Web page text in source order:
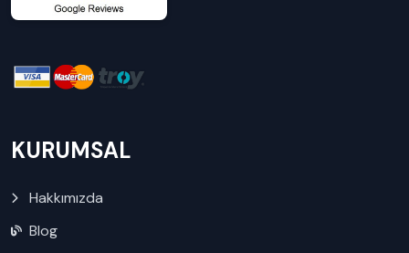
KURUMSAL
Hakkımızda
Blog